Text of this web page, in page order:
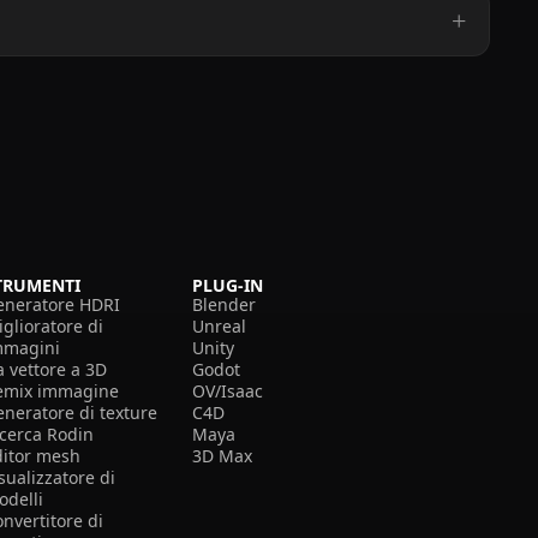
HDRI
di
vettore a 3D
immagine
di texture
Rodin
mesh
di
di
PLUG-IN
Blender
Unreal
Unity
Godot
OV/Isaac
C4D
Maya
3D Max